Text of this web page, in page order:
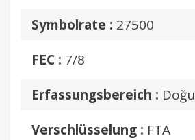
Symbolrate : 27500
FEC : 7/8
Erfassungsbereich : Doğu
Verschlüsselung : FTA